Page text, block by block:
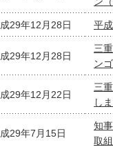
29年12月28日 平
29年12月28日
三
ン
29年12月22日
三
し
29年7月15日
知
取